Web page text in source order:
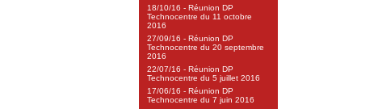
18/10/16 - Réunion DP
Technocentre du 11 octobre
2016
27/09/16 - Réunion DP
Technocentre du 20 septembre
2016
22/07/16 - Réunion DP
Technocentre du 5 juillet 2016
17/06/16 - Réunion DP
Technocentre du 7 juin 2016